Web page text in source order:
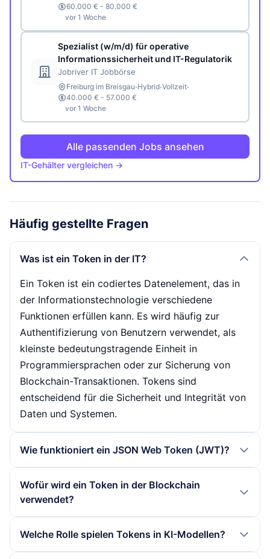
60.000 € - 80.000 €
vor 1 Woche
Spezialist (w/m/d) für operative
Informationssicherheit und IT-Regulatorik
Jobriver IT Jobbörse
Freiburg im Breisgau·Hybrid·Vollzeit·
40.000 € - 57.000 €
vor 1 Woche
Alle passenden Jobs ansehen
IT-Gehälter vergleichen →
Häufig gestellte Fragen
Was ist ein Token in der IT?
Ein Token ist ein codiertes Datenelement, das in
der Informationstechnologie verschiedene
Funktionen erfüllen kann. Es wird häufig zur
Authentifizierung von Benutzern verwendet, als
kleinste bedeutungstragende Einheit in
Programmiersprachen oder zur Sicherung von
Blockchain-Transaktionen. Tokens sind
entscheidend für die Sicherheit und Integrität von
Daten und Systemen.
Wie funktioniert ein JSON Web Token (JWT)?
Standard, der in drei Teile unterteilt ist: Header,
Payload und Signature. Es wird häufig für die
Webanwendungen verwendet. JWTs ermöglichen
eine sichere Übertragung von Informationen
Wofür wird ein Token in der Blockchain
verwendet?
verwendet, um Transaktionen zu sichern und die
Welche Rolle spielen Tokens in KI-Modellen?